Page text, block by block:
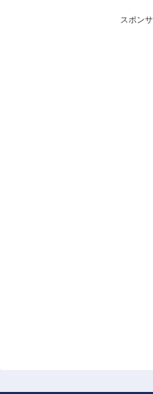
やすくまとめて掲載していまスポン